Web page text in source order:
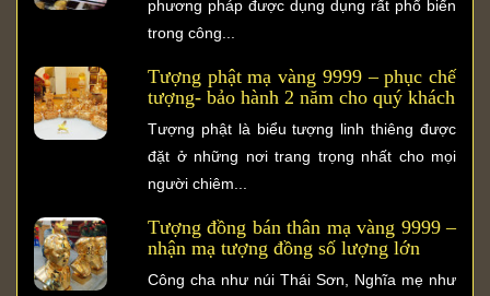
phương pháp được dụng dụng rất phổ biến
trong công...
Tượng phật mạ vàng 9999 – phục chế
tượng- bảo hành 2 năm cho quý khách
Tượng phật là biểu tượng linh thiêng được
đặt ở những nơi trang trọng nhất cho mọi
người chiêm...
Tượng đồng bán thân mạ vàng 9999 –
nhận mạ tượng đồng số lượng lớn
Công cha như núi Thái Sơn, Nghĩa mẹ như